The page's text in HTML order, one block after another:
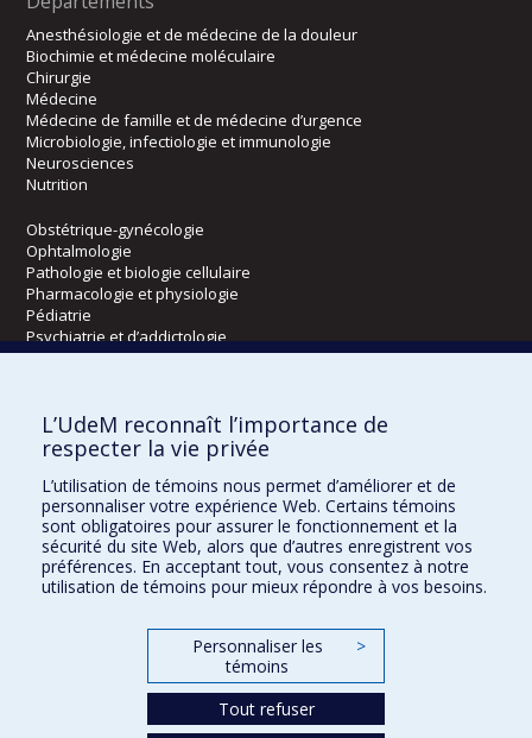
Anesthésiologie et de médecine de la douleur
Biochimie et médecine moléculaire
Chirurgie
Médecine
Médecine de famille et de médecine d’urgence
Microbiologie, infectiologie et immunologie
Neurosciences
Nutrition
Obstétrique-gynécologie
Ophtalmologie
Pathologie et biologie cellulaire
Pharmacologie et physiologie
Pédiatrie
Psychiatrie et d’addictologie
Radiologie, radio-oncologie et médecine nucléaire
Écoles
Orthophonie et audiologie
Réadaptation
Directions
L’UdeM reconnaît l’importance de
respecter la vie privée
L’utilisation de témoins nous permet d’améliorer et de
personnaliser votre expérience Web. Certains témoins
sont obligatoires pour assurer le fonctionnement et la
sécurité du site Web, alors que d’autres enregistrent vos
préférences. En acceptant tout, vous consentez à notre
utilisation de témoins pour mieux répondre à vos besoins.
Personnaliser les
témoins
>
Tout refuser